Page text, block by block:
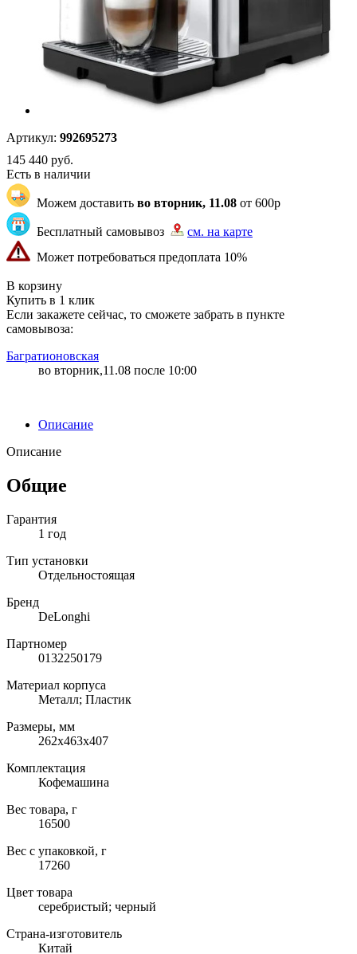
Артикул: 992695273
145 440 руб.
Есть в наличии
Можем доставить во вторник, 11.08 от 600р
Бесплатный самовывоз
см. на карте
Может потребоваться предоплата 10%
В корзину
Купить в 1 клик
Если закажете сейчас, то сможете забрать в пункте
самовывоза:
Багратионовская
во вторник,11.08 после 10:00
Описание
Описание
Общие
Гарантия
1 год
Тип установки
Отдельностоящая
Бренд
DeLonghi
Партномер
0132250179
Материал корпуса
Металл; Пластик
Размеры, мм
262x463x407
Комплектация
Кофемашина
Вес товара, г
16500
Вес с упаковкой, г
17260
Цвет товара
серебристый; черный
Страна-изготовитель
Китай